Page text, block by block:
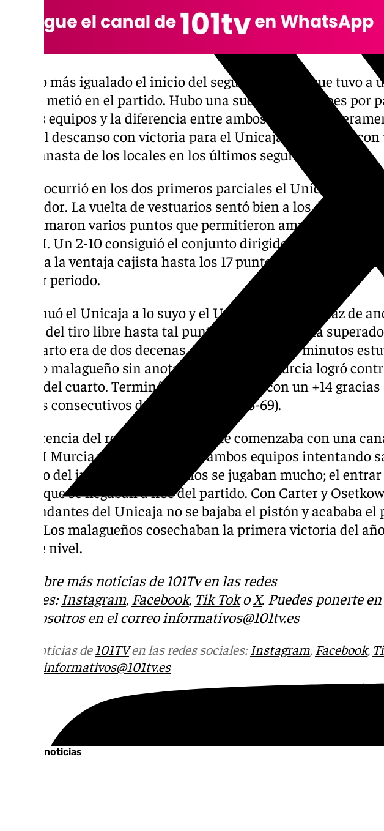
Estuvo más igualado el inicio del segundo cuarto, que tuvo a
que se metió en el partido. Hubo una sucesión de golpes por
ambos equipos y la diferencia entre ambos se movía
llegó al descanso con victoria para el Unicaja, que vencía con
una canasta de los locales en los últimos segundos.
Como ocurrió en los dos primeros parciales el Unicaja se
marcador. La vuelta de vestuarios sentó bien a los de verde y
que sumaron varios puntos que permitieron ampliar la renta
UCAM. Un 2-10 consiguió el conjunto dirigido por Ibon
elevaba la ventaja cajista hasta los 17 puntos, más parecida al
primer periodo.
Continuó el Unicaja a lo suyo y el UCAM solo era capaz de
través del tiro libre hasta tal punto que la diferencia superado
del cuarto era de dos decenas. En torno a cuatro minutos
cuadro malagueño sin anotar, por lo que el Murcia logró
inicio del cuarto. Terminó el tercer tiempo con un +14 gracias
puntos consecutivos de los visitantes (55-69).
A diferencia del resto de cuartos este comenzaba con una
UCAM Murcia y continuaba con ambos equipos intentando
partido del inicio. Los murcianos se jugaban mucho; el entrar
por lo que se negaban a irse del partido. Con Carter y
comandantes del Unicaja no se bajaba el pistón y acababa
77-89. Los malagueños cosechaban la primera victoria del
cita de nivel.
Descubre más noticias de 101Tv en las redes
sociales: Instagram, Facebook, Tik Toko X. Puedes ponerte
con nosotros en el correo informativos@101tv.es
Más noticias de 101TVen las redes sociales: Instagram, Facebook,
informativos@101tv.es
Últimas noticias